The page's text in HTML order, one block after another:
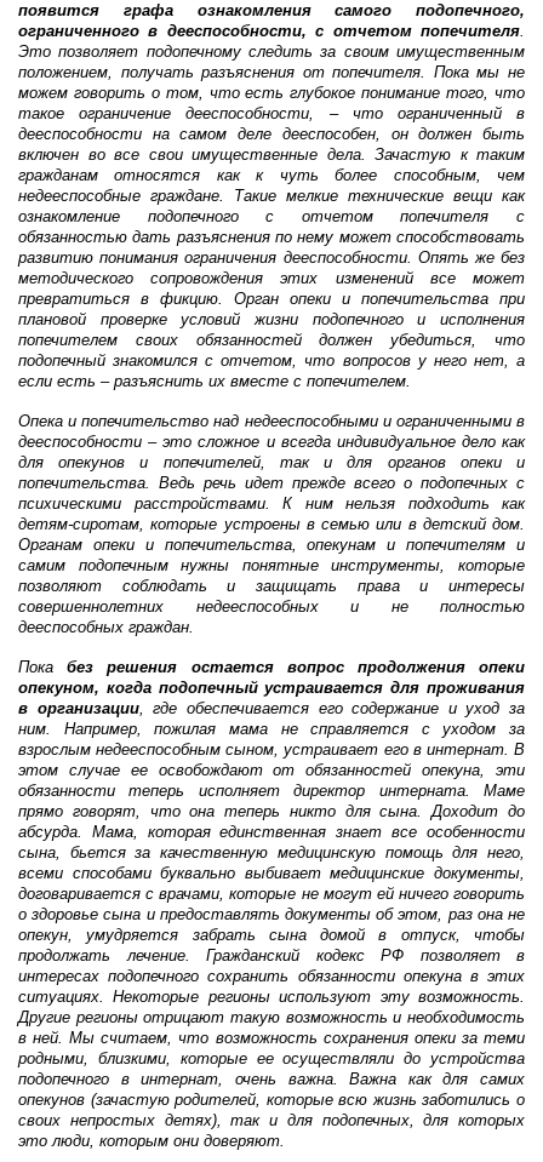
появится графа ознакомления самого подопечного,
ограниченного в дееспособности, с отчетом попечителя.
Это позволяет подопечному следить за своим имущественным
положением, получать разъяснения от попечителя. Пока мы не
можем говорить о том, что есть глубокое понимание того, что
такое ограничение дееспособности, – что ограниченный в
дееспособности на самом деле дееспособен, он должен быть
включен во все свои имущественные дела. Зачастую к таким
гражданам относятся как к чуть более способным, чем
недееспособные граждане. Такие мелкие технические вещи как
ознакомление подопечного с отчетом попечителя с
обязанностью дать разъяснения по нему может способствовать
развитию понимания ограничения дееспособности. Опять же без
методического сопровождения этих изменений все может
превратиться в фикцию. Орган опеки и попечительства при
плановой проверке условий жизни подопечного и исполнения
попечителем своих обязанностей должен убедиться, что
подопечный знакомился с отчетом, что вопросов у него нет, а
если есть – разъяснить их вместе с попечителем.
Опека и попечительство над недееспособными и ограниченными в
дееспособности – это сложное и всегда индивидуальное дело как
для опекунов и попечителей, так и для органов опеки и
попечительства. Ведь речь идет прежде всего о подопечных с
психическими расстройствами. К ним нельзя подходить как
детям-сиротам, которые устроены в семью или в детский дом.
Органам опеки и попечительства, опекунам и попечителям и
самим подопечным нужны понятные инструменты, которые
позволяют соблюдать и защищать права и интересы
совершеннолетних недееспособных и не полностью
дееспособных граждан.
Покабез решения остается вопрос продолжения опеки
опекуном, когда подопечный устраивается для проживания
в организации, где обеспечивается его содержание и уход за
ним. Например, пожилая мама не справляется с уходом за
взрослым недееспособным сыном, устраивает его в интернат. В
этом случае ее освобождают от обязанностей опекуна, эти
обязанности теперь исполняет директор интерната. Маме
прямо говорят, что она теперь никто для сына. Доходит до
абсурда. Мама, которая единственная знает все особенности
сына, бьется за качественную медицинскую помощь для него,
всеми способами буквально выбивает медицинские документы,
договаривается с врачами, которые не могут ей ничего говорить
о здоровье сына и предоставлять документы об этом, раз она не
опекун, умудряется забрать сына домой в отпуск, чтобы
продолжать лечение. Гражданский кодекс РФ позволяет в
интересах подопечного сохранить обязанности опекуна в этих
ситуациях. Некоторые регионы используют эту возможность.
Другие регионы отрицают такую возможность и необходимость
в ней. Мы считаем, что возможность сохранения опеки за теми
родными, близкими, которые ее осуществляли до устройства
подопечного в интернат, очень важна. Важна как для самих
опекунов (зачастую родителей, которые всю жизнь заботились о
своих непростых детях), так и для подопечных, для которых
это люди, которым они доверяют.